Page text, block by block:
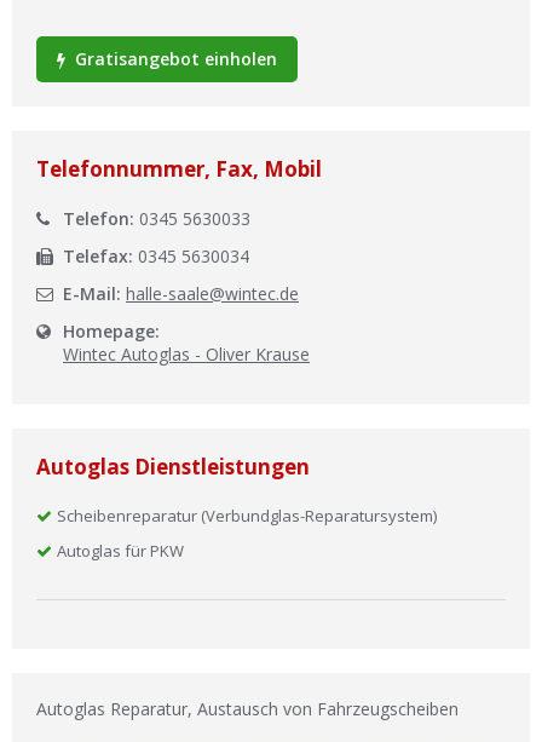
Werkstatt Login
Gratisangebot einholen
Telefonnummer, Fax, Mobil
Telefon: 0345 5630033
Telefax: 0345 5630034
E-Mail: halle-saale@wintec.de
Homepage:
Wintec Autoglas - Oliver Krause
Autoglas Dienstleistungen
Scheibenreparatur (Verbundglas-Reparatursystem)
Autoglas für PKW
Autoglas Reparatur, Austausch von Fahrzeugscheiben